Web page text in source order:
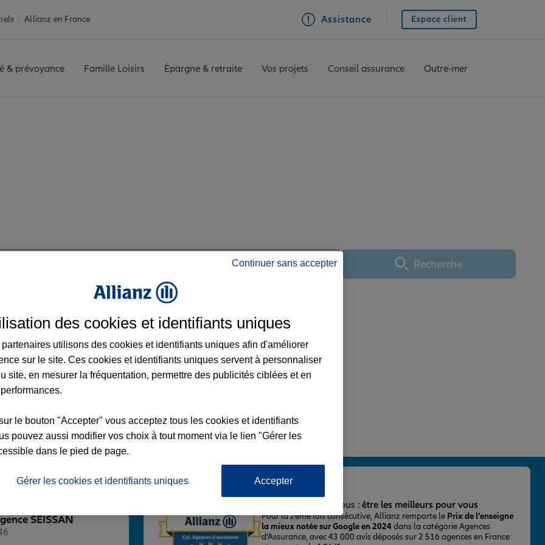
Allianz en France Assistance Espace client
& prévoyance Famille Loisirs Épargne & retraite Vos projets Conseil assurance Outre-mer
Utiliser ma positionRecherche
Voir l'agence
SEISSAN
L'important pour nous : être les meilleurs pour vous
Pour la 2ème fois consécutive, Allianz remporte le Prix de l’enseigne
la mieux notée sur Google en 2024dans la catégorie Agences
d’Assurance, avec 43 000 avis déposés sur 2 516 agences en France
Continuer sans accepter
des cookies et identifiants uniques
partenaires utilisons des cookies et identifiants uniques afin d'améliorer
sur le site. Ces cookies et identifiants uniques servent à personnaliser
site, en mesurer la fréquentation, permettre des publicités ciblées et en
le bouton "Accepter" vous acceptez tous les cookies et identifiants
pouvez aussi modifier vos choix à tout moment via le lien "Gérer les
dans le pied de page.
Gérer les cookies et identifiants uniques Accepter